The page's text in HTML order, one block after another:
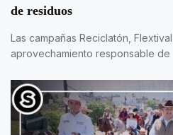
de residuos
Las campañas Reciclatón,
aprovechamiento responsable de